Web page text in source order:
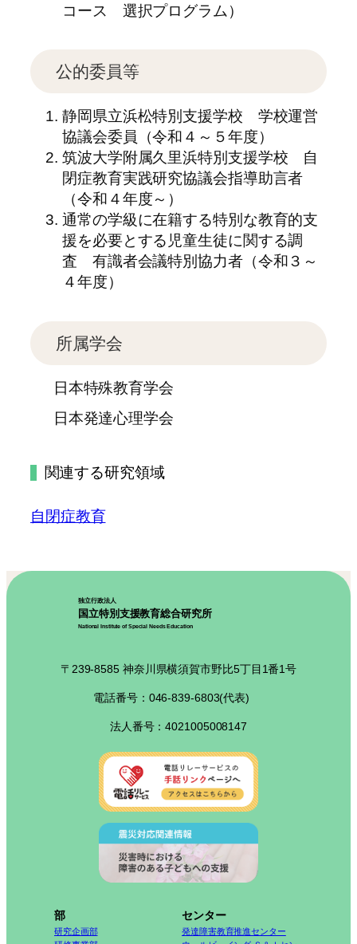
コース 選択プログラム）
公的委員等
静岡県立浜松特別支援学校 学校運営
協議会委員（令和４～５年度）
筑波大学附属久里浜特別支援学校 自
閉症教育実践研究協議会指導助言者
（令和４年度～）
通常の学級に在籍する特別な教育的支
援を必要とする児童生徒に関する調
査 有識者会議特別協力者（令和３～
４年度）
所属学会
日本特殊教育学会
日本発達心理学会
関連する研究領域
自閉症教育
独立行政法人
国立特別支援教育総合研究所
National Institute of Special Needs Education
〒239-8585 神奈川県横須賀市野比5丁目1番1号
電話番号：046-839-6803(代表)
法人番号：4021005008147
部
研究企画部
センター
発達障害教育推進センター